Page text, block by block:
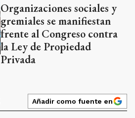
Organizaciones sociales y
gremiales se manifiestan
frente al Congreso contra
la Ley de Propiedad
Privada
Añadir como fuente en